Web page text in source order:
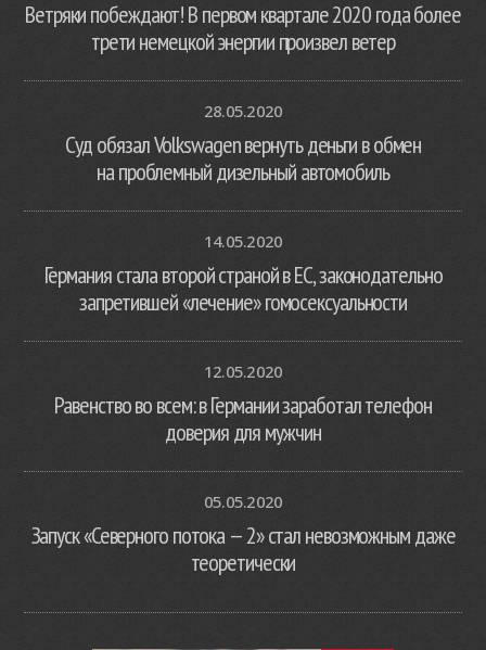
Ветряки побеждают! В первом квартале 2020 года более
трети немецкой энергии произвел ветер
28.05.2020
Суд обязал Volkswagen вернуть деньги в обмен
на проблемный дизельный автомобиль
14.05.2020
Германия стала второй страной в ЕС, законодательно
запретившей «лечение» гомосексуальности
12.05.2020
Равенство во всем: в Германии заработал телефон
доверия для мужчин
05.05.2020
Запуск «Северного потока — 2» стал невозможным даже
теоретически